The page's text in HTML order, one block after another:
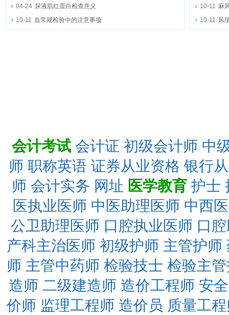
04-24 尿液肌红蛋白检查意义
10-11 血常规检验中的注意事项
10-11 麻
10-11 风
会计考试 会计证 初级会计师 中
师 职称英语 证券从业资格 银行
师 会计实务 网址 医学教育 护士
医执业医师 中医助理医师 中西
公卫助理医师 口腔执业医师 口
产科主治医师 初级护师 主管护师
师 主管中药师 检验技士 检验主
造师 二级建造师 造价工程师 安
价师 监理工程师 造价员 质量工